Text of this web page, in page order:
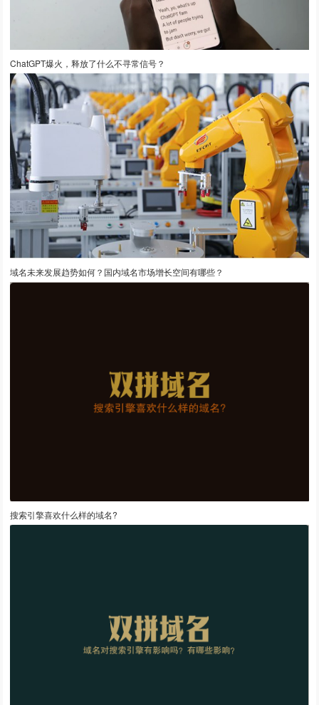
ChatGPT爆火，释放了什么不寻常信号？
域名未来发展趋势如何？国内域名市场增长空间有哪些？
搜索引擎喜欢什么样的域名?